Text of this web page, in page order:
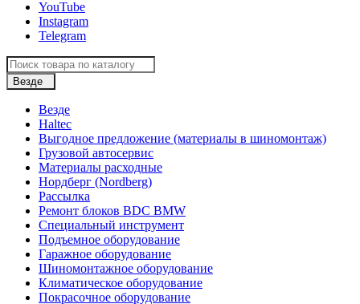
YouTube
Instagram
Telegram
Везде
Везде
Haltec
Выгодное предложение (материалы в шиномонтаж)
Грузовой автосервис
Материалы расходные
Нордберг (Nordberg)
Рассылка
Ремонт блоков BDC BMW
Специальный инструмент
Подъемное оборудование
Гаражное оборудование
Шиномонтажное оборудование
Климатическое оборудование
Покрасочное оборудование